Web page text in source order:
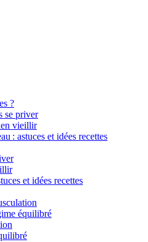
?
se priver
vieillir
: astuces et idées recettes
et idées recettes
équilibré